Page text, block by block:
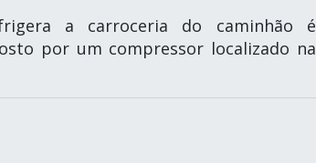
a carroceria do caminhão é
por um compressor localizado na